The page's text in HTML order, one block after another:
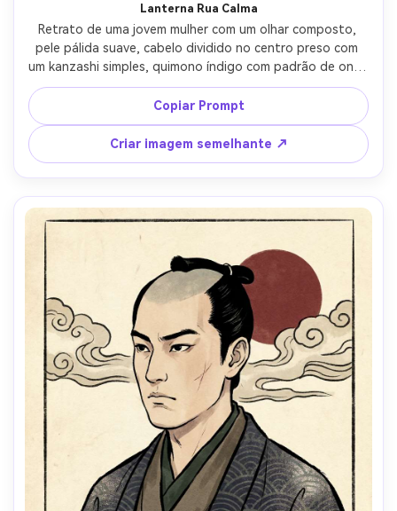
Lanterna Rua Calma
Retrato de uma jovem mulher com um olhar composto,
pele pálida suave, cabelo dividido no centro preso com
um kanzashi simples, quimono índigo com padrão de onda
sutil, em pé em uma rua Edo iluminada por lanternas ao
anoitecer, brilho quente da lanterna e gradientes suaves
de bokashi no céu, contornos nítidos da linha-chave,
paleta limitada de índigo, vermilião e creme, textura de
papel washi visível e grão de madeira clara, espaço
negativo elegante, expressão refinada, composição de
impressão tradicional, alto detalhe, lente de 85mm,
profundidade de campo rasa-AR 4:5
Copiar Prompt
Criar imagem semelhante ↗